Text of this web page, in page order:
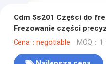
Odm Ss201 Części do
Frezowanie części
Cena：negotiable MOQ：1